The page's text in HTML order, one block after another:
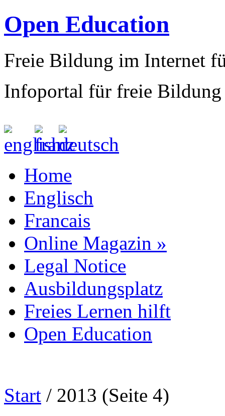
Open Education
Freie Bildung im Internet
Infoportal für freie Bildung
Home
Englisch
Francais
Online Magazin »
Legal Notice
Ausbildungsplatz
Freies Lernen hilft
Open Education
Start / 2013 (Seite 4)